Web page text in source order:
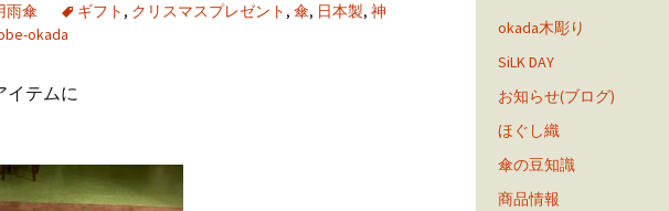
雨傘 ギフト , クリスマスプレゼント , 傘, 日本製, 神
okada
イテムに
okada木彫り
SiLK DAY
お知らせ(ブログ)
ほぐし織
傘の豆知識
商品情報